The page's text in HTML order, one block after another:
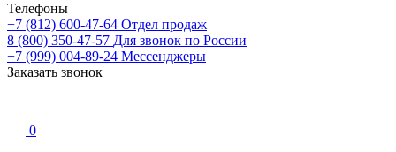
Телефоны
+7 (812) 600-47-64 Отдел продаж
8 (800) 350-47-57 Для звонок по России
+7 (999) 004-89-24 Мессенджеры
Заказать звонок
0